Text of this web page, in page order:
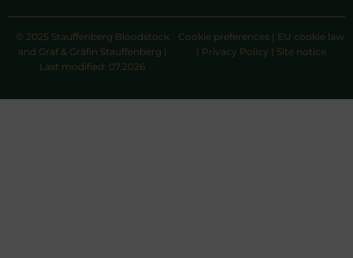
© 2025 Stauffenberg Bloodstock
and Graf & Gräfin Stauffenberg |
Last modified: 07.2026
Cookie preferences | EU cookie law
| Privacy Policy | Site notice